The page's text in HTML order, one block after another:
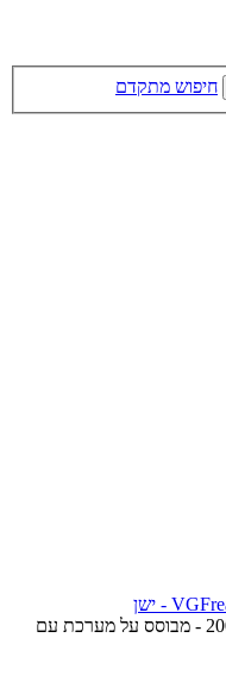
חיפוש מתקדם
פורום VGFreak הישן עד אמצע 2008 - מבוסס על מערכת עם